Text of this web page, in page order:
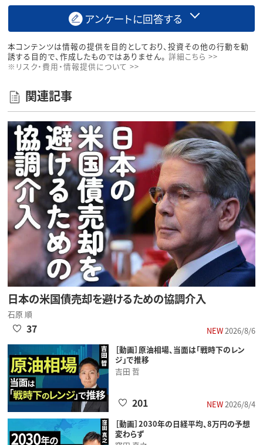
アンケートに回答する
本コンテンツは情報の提供を目的としており、投資その他の行動を勧
誘する目的で、作成したものではありません。 詳細こちら >>
※リスク・費用・情報提供について >>
関連記事
日本の米国債売却を避けるための協調介入
石原 順
NEW2026/8/6
37
［動画］原油相場、当面は「戦時下のレン
ジ」で推移
吉田 哲
NEW2026/8/4
201
［動画］2030年の日経平均、8万円の予想
変わらず